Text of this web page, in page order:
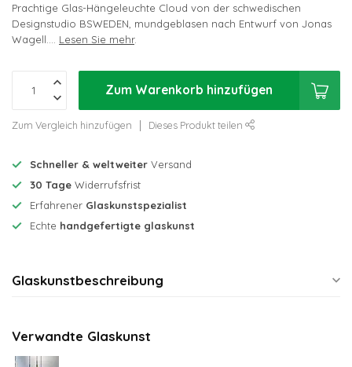
Prachtige Glas-Hängeleuchte Cloud von der schwedischen
Designstudio BSWEDEN, mundgeblasen nach Entwurf von Jonas
Wagell.... Lesen Sie mehr.
Zum Warenkorb hinzufügen
Zum Vergleich hinzufügen Dieses Produkt teilen
Schneller & weltweiter Versand
30 Tage Widerrufsfrist
Erfahrener Glaskunstspezialist
Echte handgefertigte glaskunst
Glaskunstbeschreibung
Verwandte Glaskunst